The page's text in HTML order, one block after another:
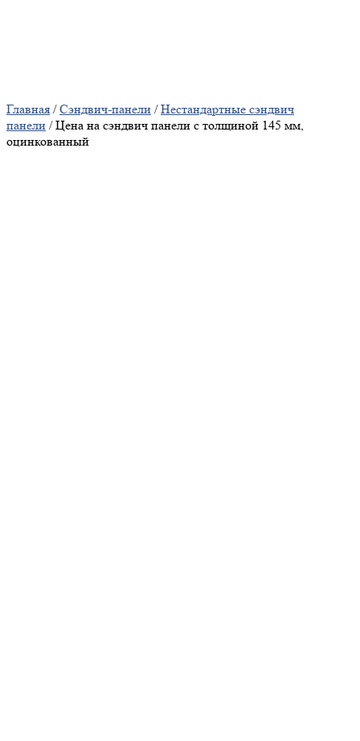
Главная /Сэндвич-панели /Нестандартные сэндвич
панели / Цена на сэндвич панели с толщиной 145 мм,
оцинкованный